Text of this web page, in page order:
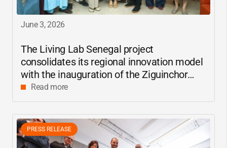
June 3, 2026
The Living Lab Senegal project
consolidates its regional innovation model
with the inauguration of the Ziguinchor
center
Read more
PRESS RELEASE